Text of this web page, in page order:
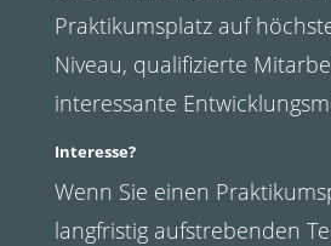
Praktikumsplatz auf
Niveau, qualifizierte
interessante
Interesse?
Wenn Sie einen
langfristig aufstrebenden